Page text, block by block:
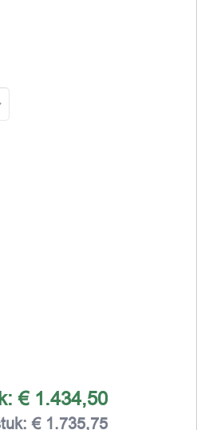
€ 1.434,50
€ 1.735,75